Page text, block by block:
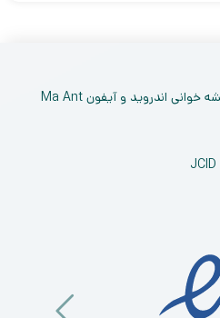
نرم افزار شماتیک و نقشه خوانی اندروید و آیفون Ma Ant